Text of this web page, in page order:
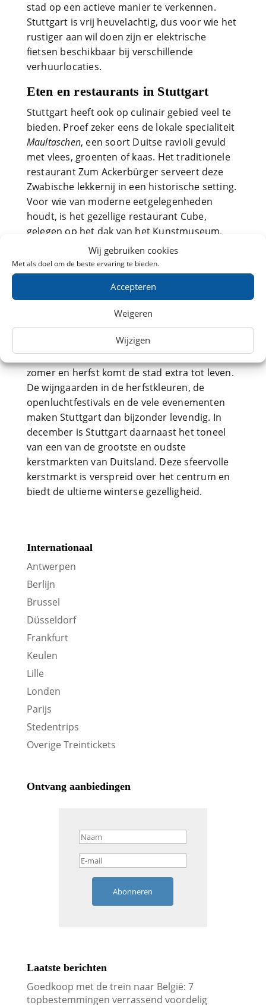
Wij gebruiken cookies
Met als doel om de beste ervaring te bieden.
Accepteren
Weigeren
Wijzigen
stad op een actieve manier te verkennen.
Stuttgart is vrij heuvelachtig, dus voor wie het
rustiger aan wil doen zijn er elektrische
fietsen beschikbaar bij verschillende
verhuurlocaties.
Eten en restaurants in Stuttgart
Stuttgart heeft ook op culinair gebied veel te
bieden. Proef zeker eens de lokale specialiteit
Maultaschen, een soort Duitse ravioli gevuld
met vlees, groenten of kaas. Het traditionele
restaurant Zum Ackerbürger serveert deze
Zwabische lekkernij in een historische setting.
Voor wie van moderne eetgelegenheden
houdt, is het gezellige restaurant Cube,
gelegen op het dak van het Kunstmuseum,
een aanrader. Hier kun je genieten van
creatieve gerechten met een geweldig uitzicht
over Schlossplatz.
Praktische informatie en
Stuttgart is een stad die het hele jaar door
interessant is om te bezoeken, maar in de
zomer en herfst komt de stad extra tot leven.
De wijngaarden in de herfstkleuren, de
openluchtfestivals en de vele evenementen
maken Stuttgart dan bijzonder levendig. In
december is Stuttgart daarnaast het toneel
van een van de grootste en oudste
kerstmarkten van Duitsland. Deze sfeervolle
kerstmarkt is verspreid over het centrum en
biedt de ultieme winterse gezelligheid.
Internationaal
Antwerpen
Berlijn
Brussel
Düsseldorf
Frankfurt
Keulen
Lille
Londen
Parijs
Stedentrips
Overige Treintickets
Ontvang aanbiedingen
Abonneren
Laatste berichten
Goedkoop met de trein naar België: 7
topbestemmingen verrassend voordelig